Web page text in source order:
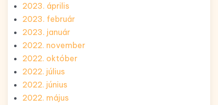
2023. április
2023. február
2023. január
2022. november
2022. október
2022. július
2022. június
2022. május